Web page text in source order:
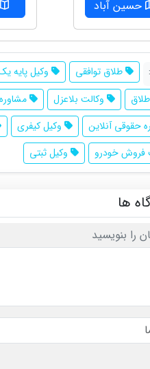
حسین آباد
طلاق توافقی وکیل پایه
وکالت بلاعزل
حقوقی آنلاین
وکیل کیفری
فروش خودرو
وکیل ثبتی
ها
را بنویسید